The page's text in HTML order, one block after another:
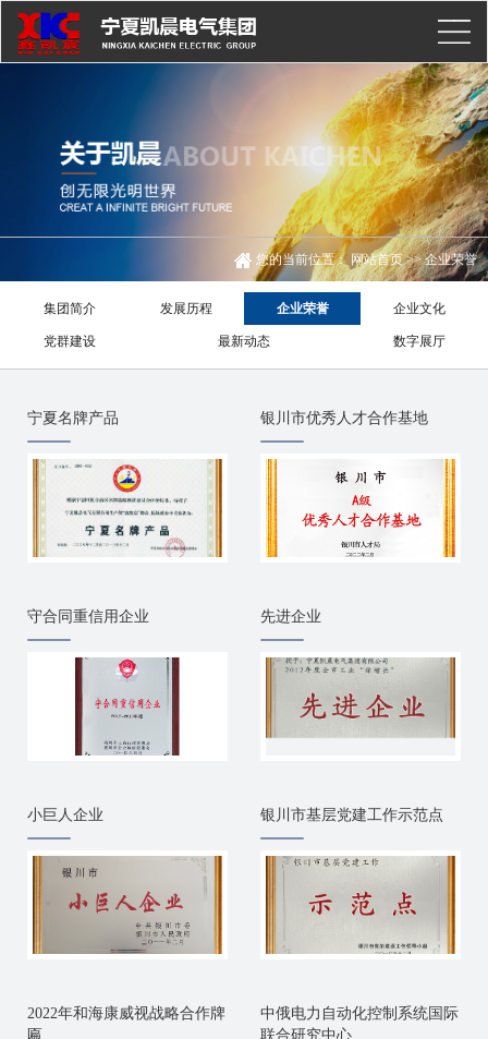
您的当前位置： 网站首页>>企业荣誉
集团简介 发展历程 企业荣誉 企业文化
党群建设 最新动态 数字展厅
宁夏名牌产品 银川市优秀人才合作基地
守合同重信用企业 先进企业
小巨人企业 银川市基层党建工作示范点
2022年和海康威视战略合作牌
匾
中俄电力自动化控制系统国际
联合研究中心